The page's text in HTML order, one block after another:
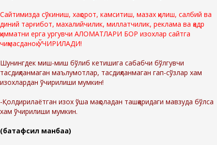
Сайтимизда сўкиниш, хақорот, камситиш, мазах қилиш, салбий ва
диний тарғибот, махалийчилик, миллатчилик, реклама ва қадр
қимматни ерга ургувчи АЛОМАТЛАРИ БОР изохлар сайтга
чиқмасданоқ ЎЧИРИЛАДИ!
Шунингдек миш-миш бўлиб кетишига сабабчи бўлгувчи
тасдиқланмаган маълумотлар, тасдиқланмаган гап-сўзлар хам
изохлардан ўчирилиши мумкин!
-Қолдирилаётган изох ўша мақоладан ташқаридаги мавзуда бўлса
хам ўчирилиши мумкин.
(батафсил манбаа)